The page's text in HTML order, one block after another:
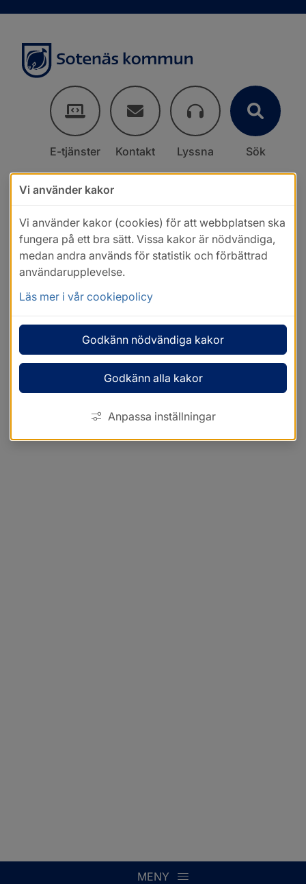
E-tjänster Kontakt Lyssna Sök
MENY
Vi använder kakor
Vi använder kakor (cookies) för att webbplatsen ska
fungera på ett bra sätt. Vissa kakor är nödvändiga,
medan andra används för statistik och förbättrad
användarupplevelse.
Läs mer i vår cookiepolicy
Godkänn nödvändiga kakor
Godkänn alla kakor
Anpassa inställningar